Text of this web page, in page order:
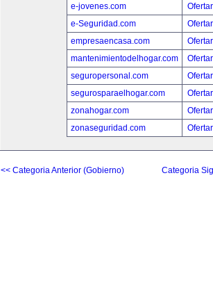
e-jovenes.com
e-Seguridad.com
empresaencasa.com
mantenimientodelhogar.com
seguropersonal.com
segurosparaelhogar.com
zonahogar.com
zonaseguridad.com
<< Categoria Anterior (Gobierno) Categoria